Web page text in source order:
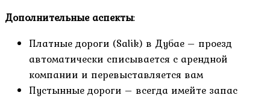
Дополнительные аспекты:
Платные дороги (Salik) в Дубае – проезд
автоматически списывается с арендной
компании и перевыставляется вам
Пустынные дороги – всегда имейте запас